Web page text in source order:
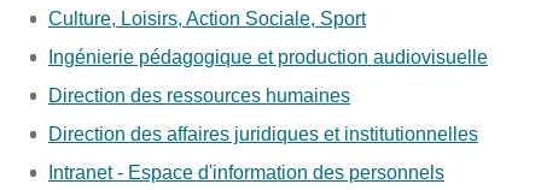
Culture, Loisirs, Action Sociale, Sport
Ingénierie pédagogique et production audiovisuelle
Direction des ressources humaines
Direction des affaires juridiques et institutionnelles
Intranet - Espace d'information des personnels